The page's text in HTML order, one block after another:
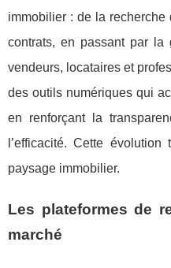
immobilier : de la recherche
contrats, en passant par la
vendeurs, locataires et
des outils numériques qui
en renforçant la
l’efficacité. Cette
paysage immobilier.
Les plateformes de
marché